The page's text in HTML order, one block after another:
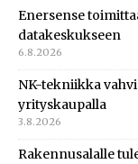
Enersense
datakeskukseen
6.8.2026
NK-tekniikka
yrityskaupalla
3.8.2026
Rakennusalalle